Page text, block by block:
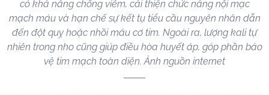
có khả năng chống viêm, cải thiện chức năng nội mạc
mạch máu và hạn chế sự kết tụ tiểu cầu nguyên nhân dẫn
đến đột quỵ hoặc nhồi máu cơ tim. Ngoài ra, lượng kali tự
nhiên trong nho cũng giúp điều hòa huyết áp, góp phần bảo
vệ tim mạch toàn diện. Ảnh nguồn internet